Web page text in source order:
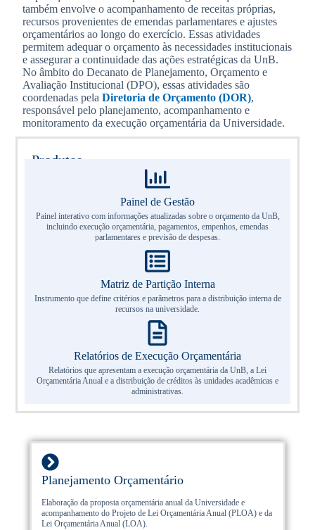
também envolve o acompanhamento de receitas próprias,
recursos provenientes de emendas parlamentares e ajustes
orçamentários ao longo do exercício. Essas atividades
permitem adequar o orçamento às necessidades institucionais
e assegurar a continuidade das ações estratégicas da UnB.
Noâmbito do Decanato de Planejamento, Orçamento e
Avaliação Institucional (DPO), essas atividades são
coordenadas pelaDiretoria de Orçamento (DOR),
responsável pelo planejamento, acompanhamento e
monitoramento da execução orçamentária da Universidade.
Produtos
Painel de Gestão
Painel interativo com informações atualizadas sobre o orçamento da UnB,
incluindo execução orçamentária, pagamentos, empenhos, emendas
parlamentares e previsão de despesas.
Matriz de Partição Interna
Instrumento que define critérios e parâmetros para a distribuição interna de
recursos na universidade.
Relatórios de Execução Orçamentária
Relatórios que apresentam a execução orçamentária da UnB, a Lei
Orçamentária Anual e a distribuição de créditos às unidades acadêmicas e
administrativas.
Planejamento Orçamentário
Elaboração da proposta orçamentária anual da Universidade e
acompanhamento do Projeto de Lei Orçamentária Anual (PLOA) e da
Lei Orçamentária Anual (LOA).